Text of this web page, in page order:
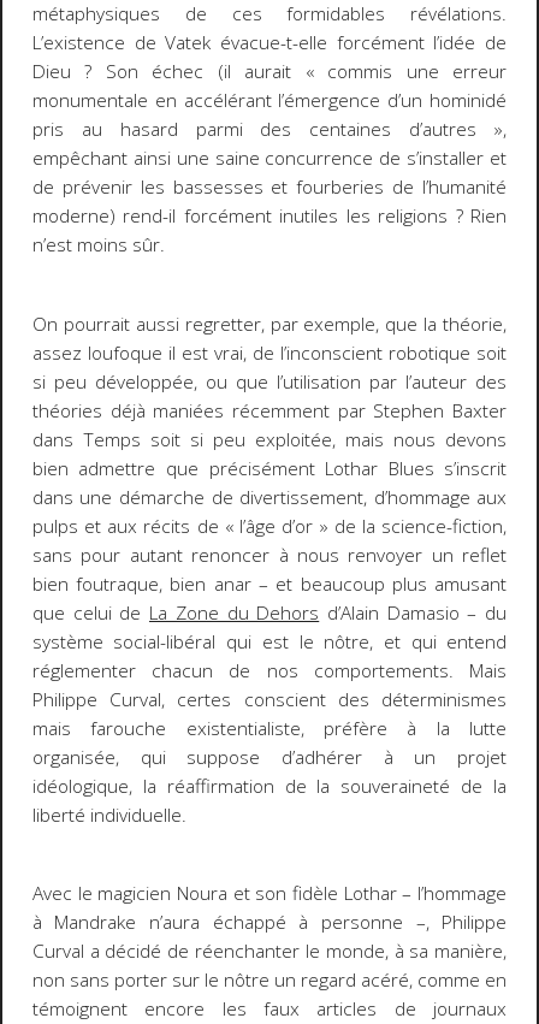
métaphysiques de ces formidables révélations.
L’existence de Vatek évacue-t-elle forcément l’idée de
Dieu ? Son échec (il aurait « commis une erreur
monumentale en accélérant l’émergence d’un hominidé
pris au hasard parmi des centaines d’autres »,
empêchant ainsi une saine concurrence de s’installer et
de prévenir les bassesses et fourberies de l’humanité
moderne) rend-il forcément inutiles les religions ? Rien
n’est moins sûr.
On pourrait aussi regretter, par exemple, que la théorie,
assez loufoque il est vrai, de l’inconscient robotique soit
si peu développée, ou que l’utilisation par l’auteur des
théories déjà maniées récemment par Stephen Baxter
dans Temps soit si peu exploitée, mais nous devons
bien admettre que précisément Lothar Blues s’inscrit
dans une démarche de divertissement, d’hommage aux
pulps et aux récits de « l’âge d’or » de la science-fiction,
sans pour autant renoncer à nous renvoyer un reflet
bien foutraque, bien anar – et beaucoup plus amusant
que celui de La Zone du Dehors d’Alain Damasio – du
système social-libéral qui est le nôtre, et qui entend
réglementer chacun de nos comportements. Mais
Philippe Curval, certes conscient des déterminismes
mais farouche existentialiste, préfère à la lutte
organisée, qui suppose d’adhérer à un projet
idéologique, la réaffirmation de la souveraineté de la
liberté individuelle.
Avec le magicien Noura et son fidèle Lothar – l’hommage
à Mandrake n’aura échappé à personne –, Philippe
Curval a décidé de réenchanter le monde, à sa manière,
non sans porter sur le nôtre un regard acéré, comme en
témoignent encore les faux articles de journaux